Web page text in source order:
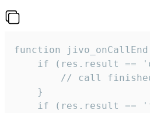
function
if (res.result ==
// call
    }
if (res.result ==